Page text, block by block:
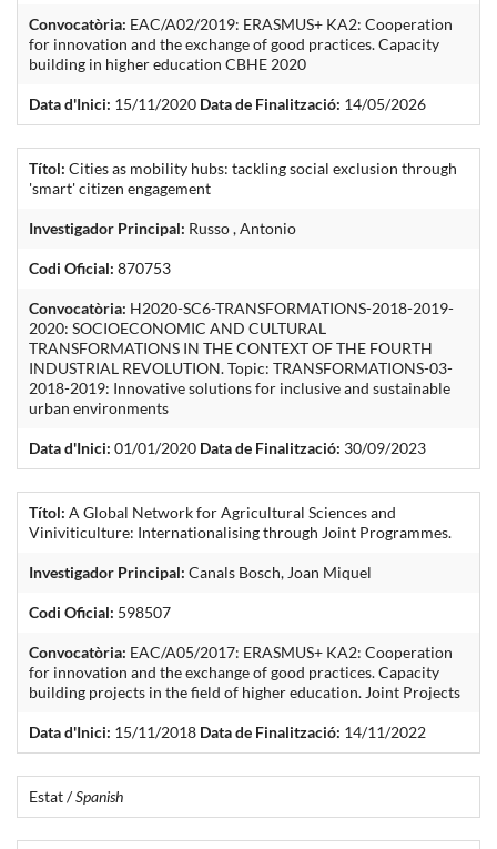
Convocatòria: EAC/A02/2019: ERASMUS+ KA2: Cooperation
for innovation and the exchange of good practices. Capacity
building in higher education CBHE 2020
Data d'Inici: 15/11/2020 Data de Finalització: 14/05/2026
Títol: Cities as mobility hubs: tackling social exclusion through
'smart' citizen engagement
Investigador Principal: Russo , Antonio
Codi Oficial: 870753
Convocatòria: H2020-SC6-TRANSFORMATIONS-2018-2019-
2020: SOCIOECONOMIC AND CULTURAL
TRANSFORMATIONS IN THE CONTEXT OF THE FOURTH
INDUSTRIAL REVOLUTION. Topic: TRANSFORMATIONS-03-
2018-2019: Innovative solutions for inclusive and sustainable
urban environments
Data d'Inici: 01/01/2020 Data de Finalització: 30/09/2023
Títol: A Global Network for Agricultural Sciences and
Viniviticulture: Internationalising through Joint Programmes.
Investigador Principal: Canals Bosch, Joan Miquel
Codi Oficial: 598507
Convocatòria: EAC/A05/2017: ERASMUS+ KA2: Cooperation
for innovation and the exchange of good practices. Capacity
building projects in the field of higher education. Joint Projects
Data d'Inici: 15/11/2018 Data de Finalització: 14/11/2022
Estat /Spanish